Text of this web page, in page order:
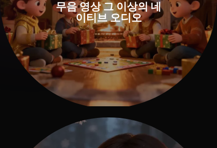
View all tools
무음 영상 그 이상의 네
이티브 오디오